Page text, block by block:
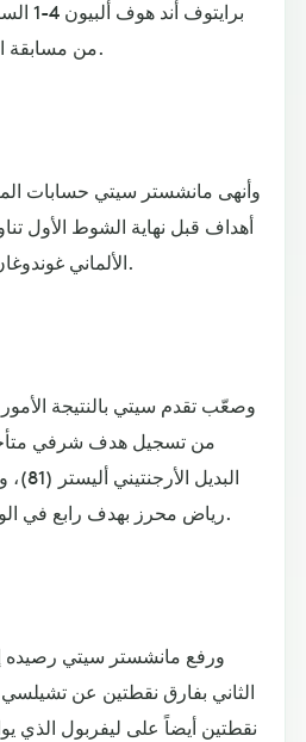
من مسابقة الدوري الإنكليزي الممتاز.
وأنهى مانشستر سيتي حسابات
أهداف قبل نهاية الشوط الأول
الألماني غوندوغان (13) وفودين (28 و31).
وصعّب تقدم سيتي بالنتيجة
من تسجيل هدف شرفي
رياض محرز بهدف رابع في الوقت بدل الضائع (90+5).
الثاني بفارق نقطتين عن
نقطتين أيضاً على ليفربول الذي